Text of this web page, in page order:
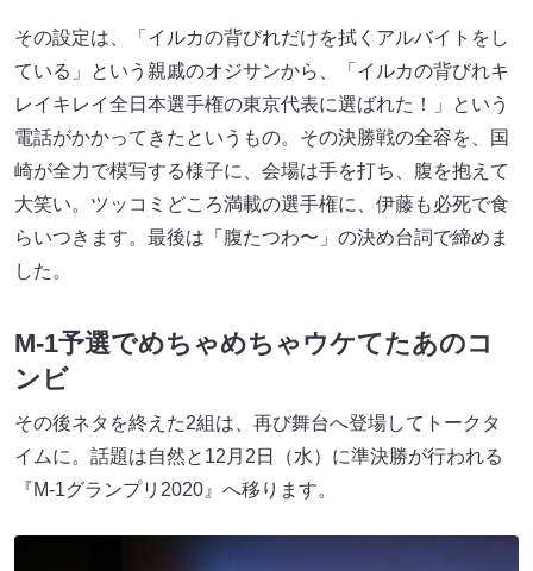
その設定は、「イルカの背びれだけを拭くアルバイトをし
ている」という親戚のオジサンから、「イルカの背びれキ
レイキレイ全日本選手権の東京代表に選ばれた！」という
電話がかかってきたというもの。その決勝戦の全容を、国
崎が全力で模写する様子に、会場は手を打ち、腹を抱えて
大笑い。ツッコミどころ満載の選手権に、伊藤も必死で食
らいつきます。最後は「腹たつわ〜」の決め台詞で締めま
した。
M-1予選でめちゃめちゃウケてたあのコ
ンビ
その後ネタを終えた2組は、再び舞台へ登場してトークタ
イムに。話題は自然と12月2日（水）に準決勝が行われる
『M-1グランプリ2020』へ移ります。